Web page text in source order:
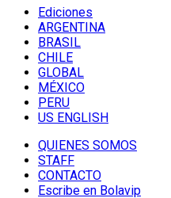
Ediciones
ARGENTINA
BRASIL
CHILE
GLOBAL
MÉXICO
PERU
US ENGLISH
QUIENES SOMOS
STAFF
CONTACTO
Escribe en Bolavip